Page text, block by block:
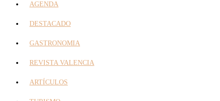
AGENDA
DESTACADO
GASTRONOMIA
REVISTA VALENCIA
ARTÍCULOS